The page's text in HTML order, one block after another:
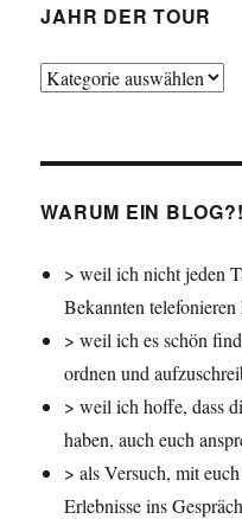
JAHR DER TOUR
Jahr
WARUM EIN BLOG?!
> weil ich nicht jeden
Bekannten telefonieren
> weil ich es schön
ordnen und
> weil ich hoffe, dass
haben, auch euch
> als Versuch, mit
Erlebnisse ins